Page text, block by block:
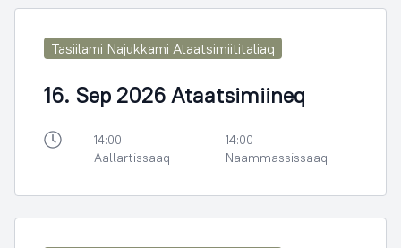
Tasiilami Najukkami Ataatsimiititaliaq
16. Sep 2026 Ataatsimiineq
14:00
Aallartissaaq
14:00
Naammassissaaq